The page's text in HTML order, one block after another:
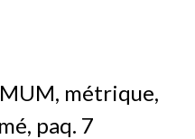
métrique,
paq. 7